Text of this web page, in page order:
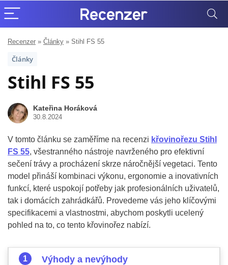
Recenzer » Články » Stihl FS 55
Články
Stihl FS 55
Kateřina Horáková
30.8.2024
V tomto článku se zaměříme na recenzi křovinořezu Stihl
FS 55, všestranného nástroje navrženého pro efektivní
sečení trávy a procházení skrze náročnější vegetaci. Tento
model přináší kombinaci výkonu, ergonomie a inovativních
funkcí, které uspokojí potřeby jak profesionálních uživatelů,
tak i domácích zahrádkářů. Provedeme vás jeho klíčovými
specifikacemi a vlastnostmi, abychom poskytli ucelený
pohled na to, co tento křovinořez nabízí.
Výhody a nevýhody